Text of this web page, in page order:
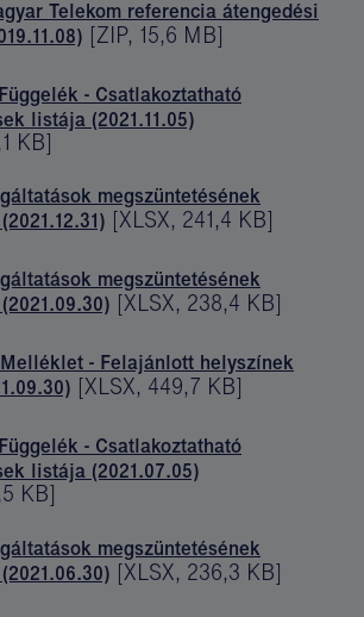
Telekom referencia átengedési
[ZIP, 15,6 MB]
- Csatlakoztatható
listája (2021.11.05)
KB]
megszüntetésének
[XLSX, 241,4 KB]
megszüntetésének
[XLSX, 238,4 KB]
- Felajánlott helyszínek
[XLSX, 449,7 KB]
- Csatlakoztatható
listája (2021.07.05)
KB]
megszüntetésének
[XLSX, 236,3 KB]